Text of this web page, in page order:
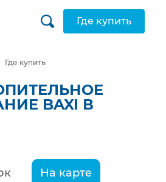
Где купить
Где купить
BAXI В
На карте